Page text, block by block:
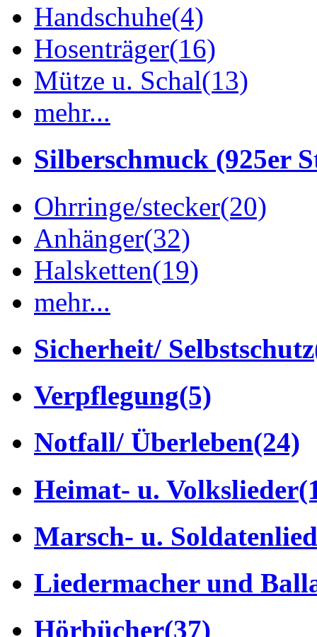
Handschuhe(4)
Hosenträger(16)
Mütze u. Schal(13)
mehr...
Silberschmuck (925er
Ohrringe/stecker(20)
Anhänger(32)
Halsketten(19)
mehr...
Sicherheit/ Selbstschutz
Verpflegung(5)
Notfall/ Überleben(24)
Heimat- u. Volkslieder
Marsch- u.
Liedermacher und
Hörbücher(37)